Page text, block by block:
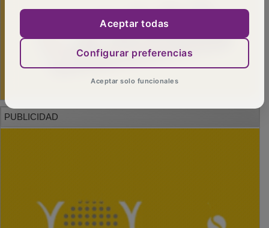
PUBLICIDAD
Aceptar todas
Configurar preferencias
Aceptar solo funcionales